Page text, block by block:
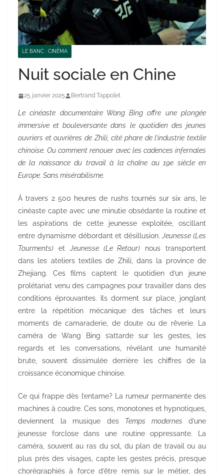
LE BANC : CINÉMA
Nuit sociale en Chine
25 janvier 2025 Bertrand Tappolet
Le cinéaste documentaire Wang Bing offre une plongée
immersive et bouleversante dans le quotidien des jeunes
ouvriers et ouvrières de Zhili, cité phare de l’industrie textile
chinoise. Ou comment renouer avec les cadences infernales
de la naissance du travail à la chaîne au 19e siècle en
Europe. Sans misérabilisme.
À travers 2 500 heures de rushs tournés sur six ans, le
cinéaste capte avec une minutie obsédante la routine et
les aspirations de cette jeunesse exploitée, oscillant
entre dynamisme débordant et désillusion. Jeunesse (Les
Tourments) et Jeunesse (Le Retour) nous transportent
dans les ateliers textiles de Zhili, dans la province de
Zhejiang. Ces films captent le quotidien d’un jeune
prolétariat venu des campagnes pour travailler dans des
conditions éprouvantes. Ils dorment sur place, jonglant
entre la répétition mécanique des tâches et leurs
moments de camaraderie, de doute ou de rêverie. La
caméra de Wang Bing s’attarde sur les gestes, les
regards et les conversations, révélant une humanité
brute, souvent dissimulée derrière les chiffres de la
croissance économique chinoise.
Ce qui frappe dès l’entame? La rumeur permanente des
machines à coudre. Ces sons, monotones et hypnotiques,
deviennent la musique des Temps modernes d’une
jeunesse forclose dans une routine oppressante. La
caméra, souvent au ras du sol, du plan de travail ou au
plus près des visages, capte les gestes précis, presque
chorégraphiés à force d’être remis sur le métier, des